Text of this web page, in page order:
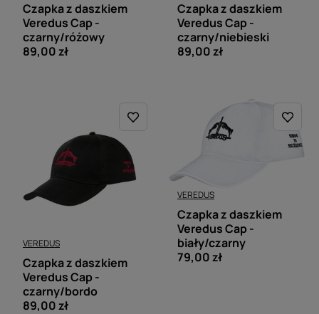
Czapka z daszkiem
Veredus Cap -
czarny/różowy
89,00 zł
Czapka z daszkiem
Veredus Cap -
czarny/niebieski
89,00 zł
VEREDUS
Czapka z daszkiem
Veredus Cap -
czarny/bordo
89,00 zł
VEREDUS
Czapka z daszkiem
Veredus Cap -
biały/czarny
79,00 zł